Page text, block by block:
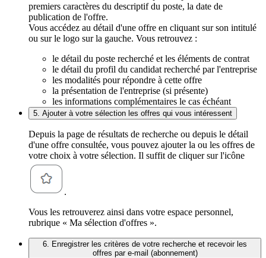
premiers caractères du descriptif du poste, la date de
publication de l'offre.
Vous accédez au détail d'une offre en cliquant sur son intitulé
ou sur le logo sur la gauche. Vous retrouvez :
le détail du poste recherché et les éléments de contrat
le détail du profil du candidat recherché par l'entreprise
les modalités pour répondre à cette offre
la présentation de l'entreprise (si présente)
les informations complémentaires le cas échéant
5. Ajouter à votre sélection les offres qui vous intéressent
Depuis la page de résultats de recherche ou depuis le détail
d'une offre consultée, vous pouvez ajouter la ou les offres de
votre choix à votre sélection. Il suffit de cliquer sur l'icône
.
Vous les retrouverez ainsi dans votre espace personnel,
rubrique « Ma sélection d'offres ».
6. Enregistrer les critères de votre recherche et recevoir les
offres par e-mail (abonnement)